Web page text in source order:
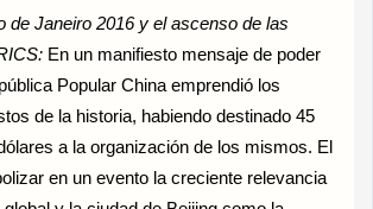
de Janeiro 2016 y el ascenso de las
En un manifiesto mensaje de poder
Popular China emprendió los
de la historia, habiendo destinado 45
a la organización de los mismos. El
en un evento la creciente relevancia